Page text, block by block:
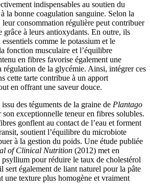
indispensables au soutien du
la bonne coagulation sanguine. Selon la
leur consommation régulière peut contribuer
grâce à leurs antioxydants. En outre, ils
comme le potassium et le
fonction musculaire et l’équilibre
en fibres favorise également une
régulation de la glycémie. Ainsi, intégrer ces
cette tarte contribue à un apport
en offrant une saveur douce.
des téguments de la graine de Plantago
son exceptionnelle teneur en fibres solubles.
gonflent au contact de l’eau et forment
soutient l’équilibre du microbiote
à la gestion du poids. Une étude publiée
of Clinical Nutrition (2012) met en
pour réduire le taux de cholestérol
sert également de liant naturel pour la pâte
une texture plus homogène et vraiment